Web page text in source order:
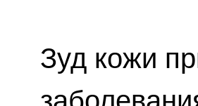
Зуд кожи